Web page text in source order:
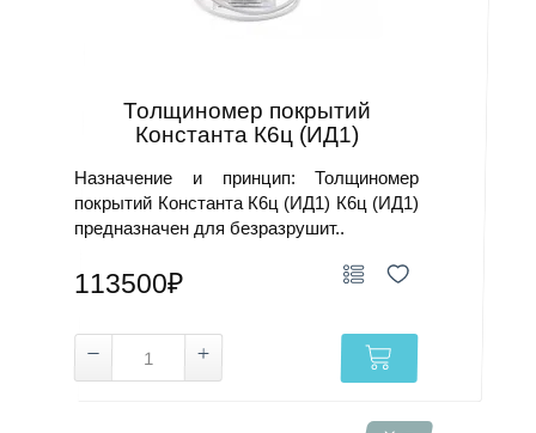
Толщиномер покрытий
Константа К6ц (ИД1)
Назначение и принцип: Толщиномер
покрытий Константа К6ц (ИД1) К6ц (ИД1)
предназначен для безразрушит..
113500₽